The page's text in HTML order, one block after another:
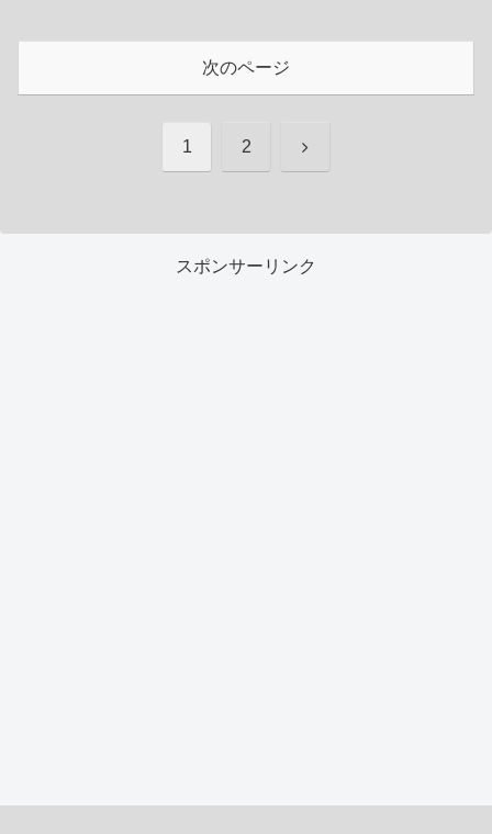
次のページ
1 2 次
スポンサーリンク